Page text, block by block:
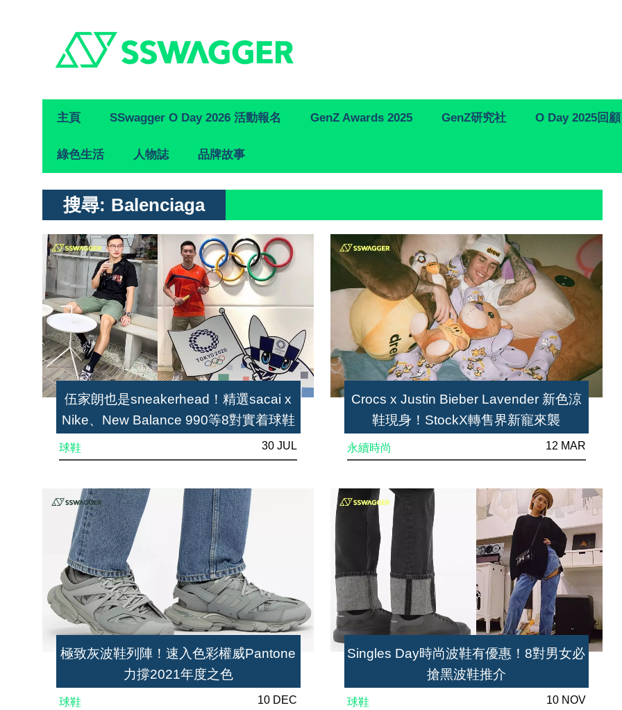
Primary
Navigation
主頁 SSwagger O Day 2026 活動報名 GenZ Awards 2025 GenZ研究社 O Day 2025回顧
綠色生活 人物誌 品牌故事
搜尋: Balenciaga
伍家朗也是sneakerhead！精選sacai x
Nike、New Balance 990等8對實着球鞋
球鞋 30 JUL
極致灰波鞋列陣！速入色彩權威Pantone
力撐2021年度之色
球鞋 10 DEC
Crocs x Justin Bieber Lavender 新色涼
鞋現身！StockX轉售界新寵來襲
永續時尚 12 MAR
Singles Day時尚波鞋有優惠！8對男女必
搶黑波鞋推介
球鞋 10 NOV